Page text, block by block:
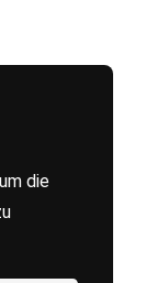
die